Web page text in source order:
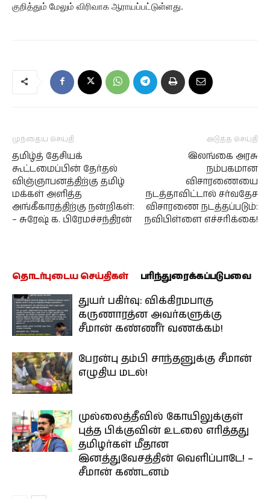
குறித்தும் மேலும் விரிவாக ஆராயப்பட்டுள்ளது.
முந்தைய செய்தி
தமிழ்த் தேசியக்
கூட்டமைப்பின் தேர்தல்
விஞ்ஞாபனத்திற்கு தமிழ்
மக்கள் அளித்த
அங்கீகாரத்திற்கு நன்றிகள்:
– சுரேஷ் க. பிரேமச்சந்திரன்
அடுத்த செய்தி
இலங்கை அரசு
நம்பகமான
விசாரணையை
நடத்தாவிட்டால் சர்வதேச
விசாரணை நடத்தப்படும்:
நவிபிள்ளை எச்சரிக்கை!
தொடர்புடைய செய்திகள் பரிந்துரைக்கப்படுபவை
துயர் பகிர்வு: விக்கிரமபாகு
கருணாரத்ன அவர்களுக்கு
சீமான் கண்ணீர் வணக்கம்!
பேரன்பு தம்பி சாந்தனுக்கு சீமான்
எழுதிய மடல்!
முல்லைத்தீவில் கோயிலுக்குள்
புத்த பிக்குவின் உடலை எரித்தது
தமிழர்கள் மீதான
இனத்துவேசத்தின் வெளிப்பாடே! –
சீமான் கண்டனம்